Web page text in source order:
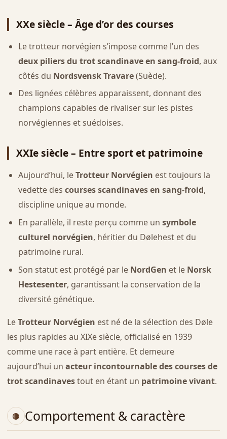
XXe siècle – Âge d’or des courses
Le trotteur norvégien s’impose comme l’un des
deux piliers du trot scandinave en sang-froid, aux
côtés du Nordsvensk Travare(Suède).
Des lignées célèbres apparaissent, donnant des
champions capables de rivaliser sur les pistes
norvégiennes et suédoises.
XXIe siècle – Entre sport et patrimoine
Aujourd’hui, leTrotteur Norvégien est toujours la
vedette des courses scandinaves en sang-froid,
discipline unique au monde.
En parallèle, il reste perçu comme un symbole
culturel norvégien, héritier du Dølehest et du
patrimoine rural.
Son statut est protégé par le NordGen et le Norsk
Hestesenter, garantissant la conservation de la
diversité génétique.
LeTrotteur Norvégien est né de la sélection des Døle
les plus rapides au XIXe siècle, officialisé en 1939
comme une race à part entière. Et demeure
aujourd’hui un acteur incontournable des courses de
trot scandinavestout en étant un patrimoine vivant.
Comportement & caractère